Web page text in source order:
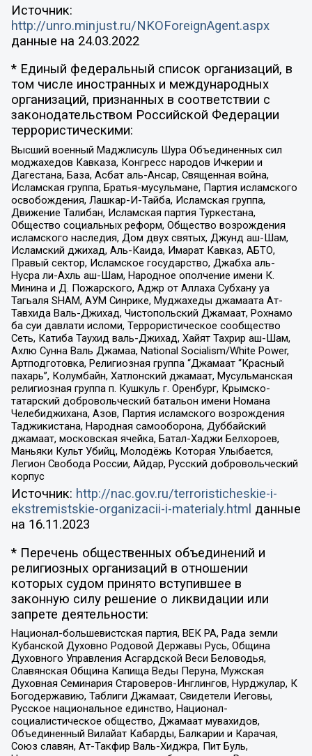
Источник:
http://unro.minjust.ru/NKOForeignAgent.aspx
данные на 24.03.2022
* Единый федеральный список организаций, в
том числе иностранных и международных
организаций, признанных в соответствии с
законодательством Российской Федерации
террористическими:
Высший военный Маджлисуль Шура Объединенных сил
моджахедов Кавказа, Конгресс народов Ичкерии и
Дагестана, База, Асбат аль-Ансар, Священная война,
Исламская группа, Братья-мусульмане, Партия исламского
освобождения, Лашкар-И-Тайба, Исламская группа,
Движение Талибан, Исламская партия Туркестана,
Общество социальных реформ, Общество возрождения
исламского наследия, Дом двух святых, Джунд аш-Шам,
Исламский джихад, Аль-Каида, Имарат Кавказ, АБТО,
Правый сектор, Исламское государство, Джабха аль-
Нусра ли-Ахль аш-Шам, Народное ополчение имени К.
Минина и Д. Пожарского, Аджр от Аллаха Субхану уа
Тагьаля SHAM, АУМ Синрике, Муджахеды джамаата Ат-
Тавхида Валь-Джихад, Чистопольский Джамаат, Рохнамо
ба суи давлати исломи, Террористическое сообщество
Сеть, Катиба Таухид валь-Джихад, Хайят Тахрир аш-Шам,
Ахлю Сунна Валь Джамаа, National Socialism/White Power,
Артподготовка, Религиозная группа “Джамаат “Красный
пахарь”, Колумбайн, Хатлонский джамаат, Мусульманская
религиозная группа п. Кушкуль г. Оренбург, Крымско-
татарский добровольческий батальон имени Номана
Челебиджихана, Азов, Партия исламского возрождения
Таджикистана, Народная самооборона, Дуббайский
джамаат, московская ячейка, Батал-Хаджи Белхороев,
Маньяки Культ Убийц, Молодёжь Которая Улыбается,
Легион Свобода России, Айдар, Русский добровольческий
корпус
Источник: http://nac.gov.ru/terroristicheskie-i-
ekstremistskie-organizacii-i-materialy.html данные
на 16.11.2023
* Перечень общественных объединений и
религиозных организаций в отношении
которых судом принято вступившее в
законную силу решение о ликвидации или
запрете деятельности:
Национал-большевистская партия, ВЕК РА, Рада земли
Кубанской Духовно Родовой Державы Русь, Община
Духовного Управления Асгардской Веси Беловодья,
Славянская Община Капища Веды Перуна, Мужская
Духовная Семинария Староверов-Инглингов, Нурджулар, К
Богодержавию, Таблиги Джамаат, Свидетели Иеговы,
Русское национальное единство, Национал-
социалистическое общество, Джамаат мувахидов,
Объединенный Вилайат Кабарды, Балкарии и Карачая,
Союз славян, Ат-Такфир Валь-Хиджра, Пит Буль,